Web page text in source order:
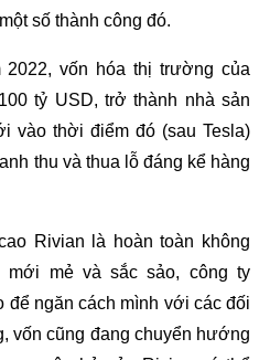
số thành công đó.
vốn hóa thị trường của
tỷ USD, trở thành nhà sản
vào thời điểm đó (sau Tesla)
thu và thua lỗ đáng kể hàng
Rivian là hoàn toàn không
mẻ và sắc sảo, công ty
để ngăn cách mình với các đối
vốn cũng đang chuyển hướng